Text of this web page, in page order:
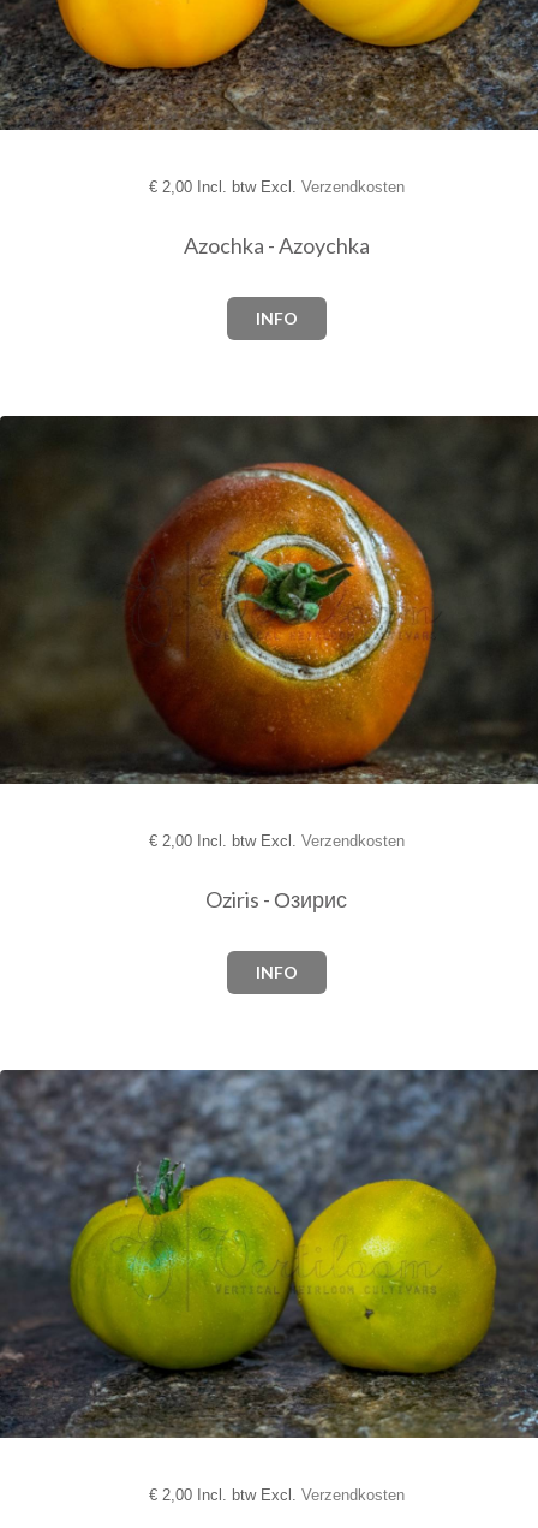
€2,00 Incl. btw Excl. Verzendkosten
Azochka - Azoychka
INFO
€2,00 Incl. btw Excl. Verzendkosten
Oziris - Озирис
INFO
€2,00 Incl. btw Excl. Verzendkosten